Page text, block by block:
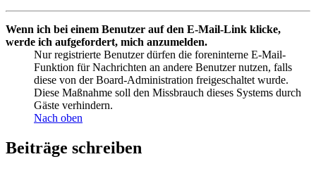
Wenn ich bei einem Benutzer auf den E-Mail-Link klicke,
werde ich aufgefordert, mich anzumelden.
Nur registrierte Benutzer dürfen die foreninterne E-Mail-
Funktion für Nachrichten an andere Benutzer nutzen, falls
diese von der Board-Administration freigeschaltet wurde.
Diese Maßnahme soll den Missbrauch dieses Systems durch
Gäste verhindern.
Nach oben
Beiträge schreiben